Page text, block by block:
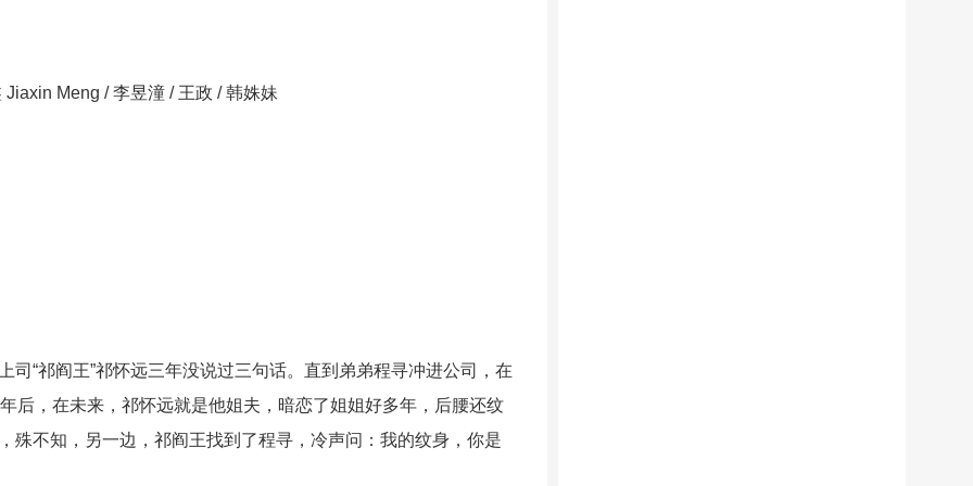
Meng / 李昱潼 / 王政 / 韩姝妹
祁阎王”祁怀远三年没说过三句话。直到弟弟程寻冲进公司，在
后，在未来，祁怀远就是他姐夫，暗恋了姐姐好多年，后腰还纹
殊不知，另一边，祁阎王找到了程寻，冷声问：我的纹身，你是